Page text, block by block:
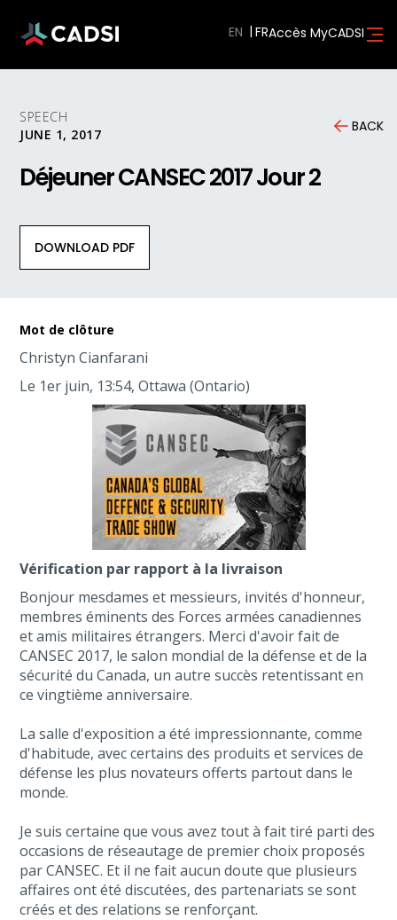
EN Accès MyCADSI
SPEECH
JUNE 1, 2017
BACK
Déjeuner CANSEC 2017 Jour 2
DOWNLOAD PDF
Mot de clôture
Christyn Cianfarani
Le 1er juin, 13:54, Ottawa (Ontario)
Vérification par rapport à la livraison
Bonjour mesdames et messieurs, invités d'honneur,
membres éminents des Forces armées canadiennes
et amis militaires étrangers. Merci d'avoir fait de
CANSEC 2017, le salon mondial de la défense et de la
sécurité du Canada, un autre succès retentissant en
ce vingtième anniversaire.
La salle d'exposition a été impressionnante, comme
d'habitude, avec certains des produits et services de
défense les plus novateurs offerts partout dans le
monde.
Je suis certaine que vous avez tout à fait tiré parti des
occasions de réseautage de premier choix proposés
par CANSEC. Et il ne fait aucun doute que plusieurs
affaires ont été discutées, des partenariats se sont
créés et des relations se renforçant.